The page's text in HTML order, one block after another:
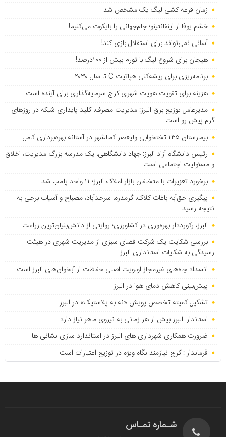
زمان قرعه کشی لیگ یک مشخص شد
خشم یوفا از اینفانتینو؛ جام‌جهانی را بایکوت می‌کنیم!
آسانی نمی‌تواند برای استقلال بازی کند!
هیجان برای شروع لیگ با تورم بیش از ۱۰۰درصد!
برنامه‌ریزی برای ریشه‌کنی هپاتیت C تا سال ۲۰۳۰
هزینه برای تقویت هویت شهری کرج سرمایه‌گذاری برای آینده است
مدیرعامل توزیع برق البرز: مدیریت مصرف، کلید پایداری شبکه در روزهای
گرم پیش رو است
بیمارستان ۱۳۵ تختخوابی ولیعصر کمالشهر در آستانه بهره‌برداری کامل
رئیس دانشگاه آزاد البرز: جهاد دانشگاهی، یک مدرسه بزرگ مدیریت، اخلاق
و مسئولیت اجتماعی است
برخورد تعزیرات با متخلفان بازار املاک البرز؛ ۱۱ واحد پلمب شد
پیگیری حق‌آبه باغات کلاک، گرمدره، سرحدآباد، مصباح و آسیاب برجی به
نتیجه رسید
البرز، رکورددار بهره‌وری در کشاورزی؛ روایتی از دانش‌بنیان‌ترین زراعت
بررسی شکایت یک شرکت فضای سبزی از مدیریت شهری در هیئت
رسیدگی به شکایات استانداری البرز
انسداد چاه‌های غیرمجاز اولویت اصلی حفاظت از آبخوان‌های البرز است
پیش‌بینی کاهش دمای هوا در البرز
تشکیل کمیته تخصص پویش «نه به پلاستیک» در البرز
استاندار: البرز بیش از هر زمانی به نیروی ماهر نیاز دارد
ضرورت همکاری شهرداری های البرز در استاندارد سازی نشانی ها
فرماندار : کرج نیازمند نگاه ویژه در توزیع اعتبارات است
شـماره تمـاس